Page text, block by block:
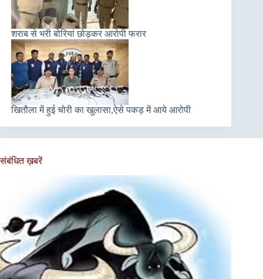
शराब से भरी बोरियां छोड़कर आरोपी फरार
खितौला में हुई चोरी का खुलासा,ऐसे पकड़ में आये आरोपी
संबंधित ख़बरें